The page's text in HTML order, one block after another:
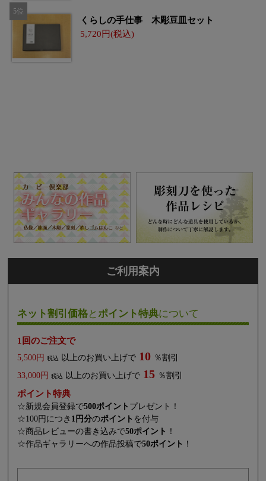
くらしの手仕事 木彫豆皿セット
5,720
ご利用案内
ネット割引価格とポイント特典について
1回のご注文で
5,500円 税込 以上のお買い上げで 10 ％割引
33,000円
税込 以上のお買い上げで 15 ％割引
ポイント特典
☆新規会員登録で500ポイント プレゼント！
☆100円につき 1円分のポイント を付与
☆商品レビューの書き込みで50ポイント ！
☆作品ギャラリーへの作品投稿で50ポイント ！